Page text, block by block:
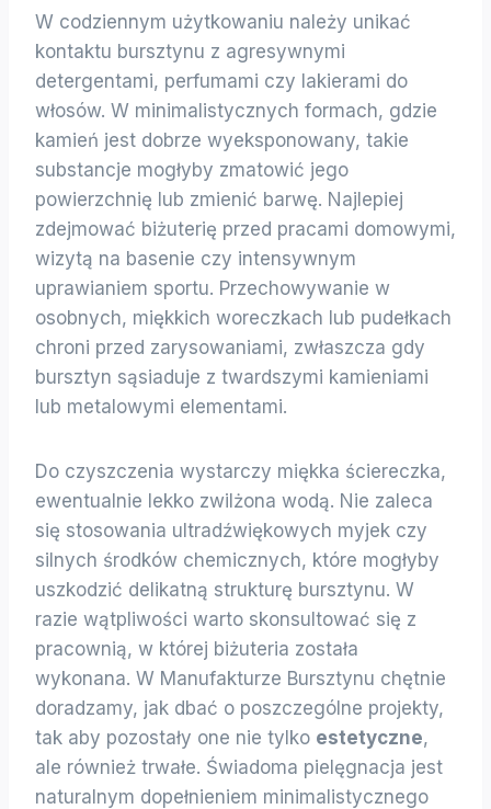
W codziennym użytkowaniu należy unikać
kontaktu bursztynu z agresywnymi
detergentami, perfumami czy lakierami do
włosów. W minimalistycznych formach, gdzie
kamień jest dobrze wyeksponowany, takie
substancje mogłyby zmatowić jego
powierzchnię lub zmienić barwę. Najlepiej
zdejmować biżuterię przed pracami domowymi,
wizytą na basenie czy intensywnym
uprawianiem sportu. Przechowywanie w
osobnych, miękkich woreczkach lub pudełkach
chroni przed zarysowaniami, zwłaszcza gdy
bursztyn sąsiaduje z twardszymi kamieniami
lub metalowymi elementami.
Do czyszczenia wystarczy miękka ściereczka,
ewentualnie lekko zwilżona wodą. Nie zaleca
się stosowania ultradźwiękowych myjek czy
silnych środków chemicznych, które mogłyby
uszkodzić delikatną strukturę bursztynu. W
razie wątpliwości warto skonsultować się z
pracownią, w której biżuteria została
wykonana. W Manufakturze Bursztynu chętnie
doradzamy, jak dbać o poszczególne projekty,
tak aby pozostały one nie tylko estetyczne,
ale również trwałe. Świadoma pielęgnacja jest
naturalnym dopełnieniem minimalistycznego